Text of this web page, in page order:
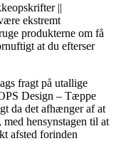
||
ekstremt
produkterne om få
at du efterser
fragt på utallige
Design – Tæppe
da det afhænger af at
hensynstagen til at
afsted forinden